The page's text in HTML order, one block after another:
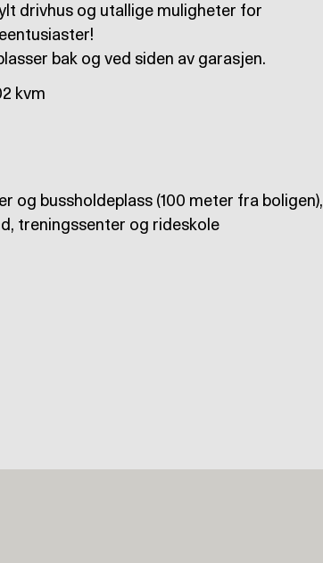
drivhus og utallige muligheter for
bak og ved siden av garasjen.
kvm
og bussholdeplass (100 meter fra boligen),
treningssenter og rideskole